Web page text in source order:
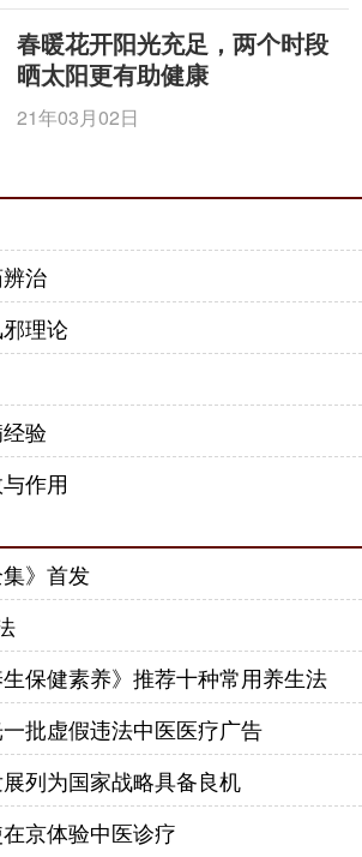
独致病
挟湿侵袭肌肉、关节，出现头项僵
肿胀等；挟热上犯可见咽喉肿
的腧穴可治风
患的病证，既可以疏散外风，又可
穴：疏散风邪、清肝息风、祛风通
穴善治一切风邪，既能疏散外风，
息内风。
聪耳，疏通经络。翳风穴善于疏散
引起之侧头部、耳部症状和面瘫
内风引起吞咽困难，言语不利
止痒，宣肺平喘。风门穴善于宣散
止痒，疏经通络。风市穴可用于血
之遍身瘙痒。
个治疗内风的要穴太冲
穴。太冲穴
风内动和阴虚风动之重要腧穴。
春暖花开阳光充足，两个时段
晒太阳更有助健康
21年03月02日
治
理论
验
作用
集》首发
生保健素养》推荐十种常用养生法
批虚假违法中医医疗广告
列为国家战略具备良机
京体验中医诊疗